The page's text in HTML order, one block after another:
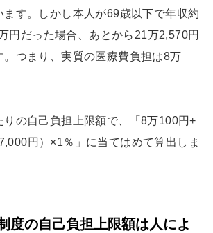
ます。しかし本人が69歳以下で年収約
円だった場合、あとから21万2,570円
つまり、実質の医療費負担は8万
りの自己負担上限額で、「8万100円+
円）×1％」に当てはめて算出しま
度の自己負担上限額は人によ